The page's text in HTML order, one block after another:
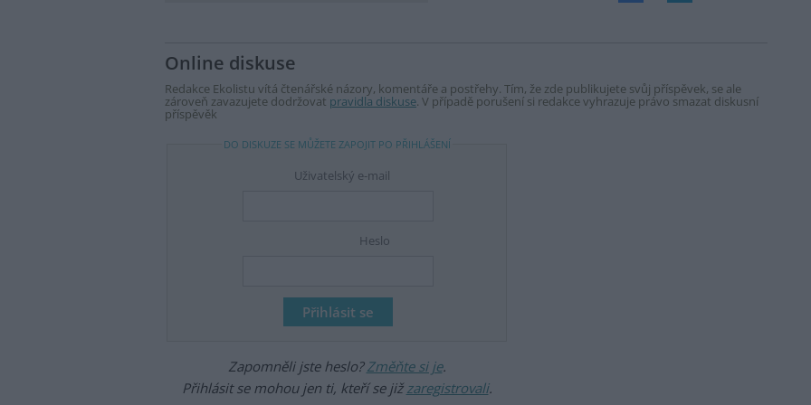
Online diskuse
Redakce Ekolistu vítá čtenářské názory, komentáře a postřehy. Tím, že zde publikujete svůj příspěvek, se ale
zároveň zavazujete dodržovat pravidla diskuse. V případě porušení si redakce vyhrazuje právo smazat diskusní
příspěvěk
DO DISKUZE SE MŮŽETE ZAPOJIT PO PŘIHLÁŠENÍ
Uživatelský e-mail
Heslo
Zapomněli jste heslo?Změňte si je.
Přihlásit se mohou jen ti, kteří se již zaregistrovali.